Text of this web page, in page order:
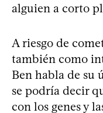
alguien a corto
A riesgo de
también como
Ben habla de su
se podría decir
con los genes y